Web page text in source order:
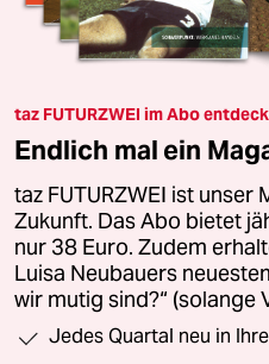
taz FUTURZWEI im Abo
Endlich mal ein
taz FUTURZWEI ist unser
Zukunft. Das Abo bietet
nur 38 Euro. Zudem
Luisa Neubauers
wir mutig sind?“ (solange
Jedes Quartal neu in